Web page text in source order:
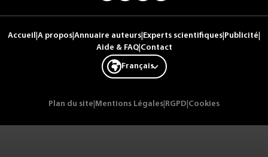
Accueil A propos Annuaire auteurs Experts scientifiques Publicité
Aide & FAQ| Contact
Français
Plan du site Mentions Légales RGPD Cookies